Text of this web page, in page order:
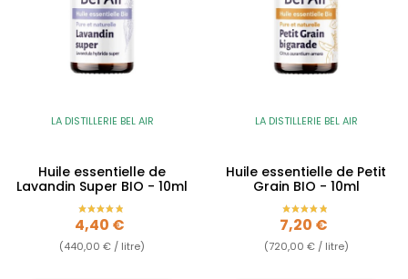
LA DISTILLERIE BEL AIR
Huile essentielle de
Lavandin Super BIO - 10ml
Prix
4,40 €
(440,00 € / litre)
LA DISTILLERIE BEL AIR
Huile essentielle de Petit
Grain BIO - 10ml
Prix
7,20 €
(720,00 € / litre)